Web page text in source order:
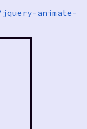
animate-